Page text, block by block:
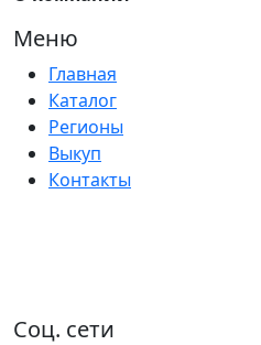
Меню
Главная
Каталог
Регионы
Выкуп
Контакты
Соц. сети